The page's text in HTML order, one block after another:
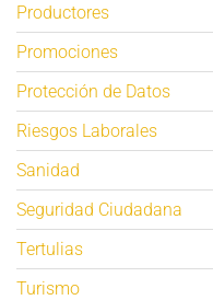
Productores
Promociones
Protección de Datos
Riesgos Laborales
Sanidad
Seguridad Ciudadana
Tertulias
Turismo